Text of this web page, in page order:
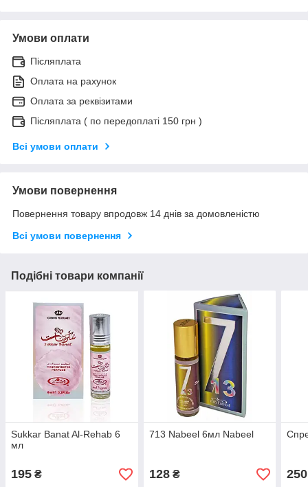
Умови оплати
Післяплата
Оплата на рахунок
Оплата за реквізитами
Післяплата ( по передоплаті 150 грн )
Всі умови оплати
Умови повернення
Повернення товару впродовж 14 днів за домовленістю
Всі умови повернення
Подібні товари компанії
Sukkar Banat Al-Rehab 6
мл
195 ₴
713 Nabeel 6мл Nabeel
128₴ 250